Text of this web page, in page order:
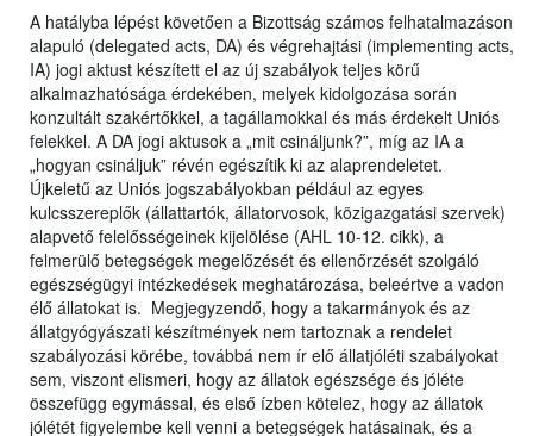
A hatályba lépést követően a Bizottság számos felhatalmazáson
alapuló (delegated acts, DA) és végrehajtási (implementing acts,
IA) jogi aktust készített el az új szabályok teljes körű
alkalmazhatósága érdekében, melyek kidolgozása során
konzultált szakértőkkel, a tagállamokkal és más érdekelt Uniós
felekkel. A DA jogi aktusok a „mit csináljunk?”, míg az IA a
„hogyan csináljuk” révén egészítik ki az alaprendeletet.
Újkeletű az Uniós jogszabályokban például az egyes
kulcsszereplők (állattartók, állatorvosok, közigazgatási szervek)
alapvető felelősségeinek kijelölése (AHL 10-12. cikk), a
felmerülő betegségek megelőzését és ellenőrzését szolgáló
egészségügyi intézkedések meghatározása, beleértve a vadon
élő állatokat is. Megjegyzendő, hogy a takarmányok és az
állatgyógyászati készítmények nem tartoznak a rendelet
szabályozási körébe, továbbá nem ír elő állatjóléti szabályokat
sem, viszont elismeri, hogy az állatok egészsége és jóléte
összefügg egymással, és első ízben kötelez, hogy az állatok
jólétét figyelembe kell venni a betegségek hatásainak, és a